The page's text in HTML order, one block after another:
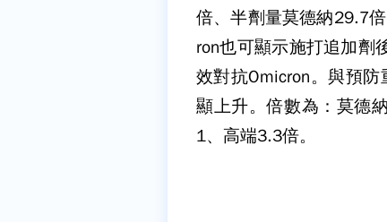
倍、半劑量莫德納29.7
ron也可顯示施打追加劑
效對抗Omicron。與預
顯上升。倍數為：莫德
1、高端3.3倍。